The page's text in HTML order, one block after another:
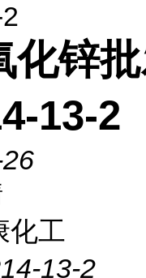
化锌
13-2
化工
13-2